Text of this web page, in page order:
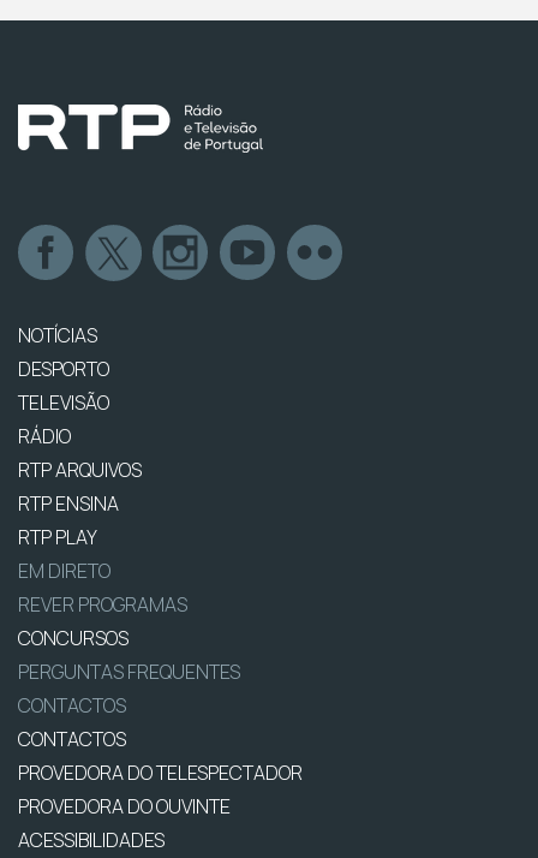
NOTÍCIAS
DESPORTO
TELEVISÃO
RÁDIO
RTP ARQUIVOS
RTP ENSINA
RTP PLAY
EM DIRETO
REVER PROGRAMAS
CONCURSOS
PERGUNTAS FREQUENTES
CONTACTOS
CONTACTOS
PROVEDORA DO TELESPECTADOR
PROVEDORA DO OUVINTE
ACESSIBILIDADES